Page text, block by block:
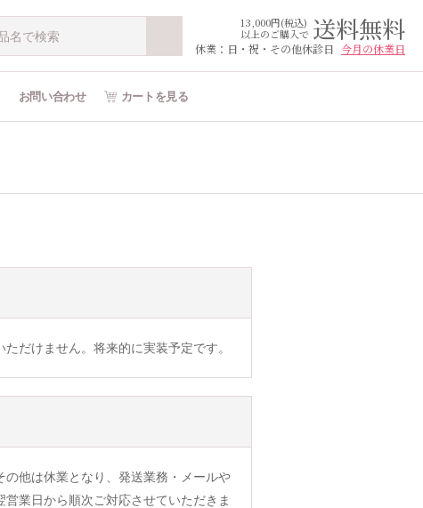
13,000円(税込)
以上のご購入で 送料無料
休業：日・祝・その他休診日 今月の休業日
お問い合わせ カートを見る
だけません。将来的に実装予定です。
の他は休業となり、発送業務・メールや
業日から順次ご対応させていただきま